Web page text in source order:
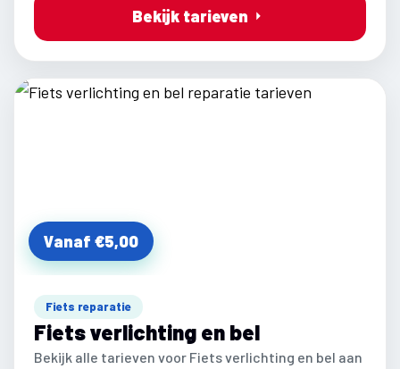
Bekijk tarieven
Vanaf €5,00
Fiets reparatie
Fiets verlichting en bel
Bekijk alle tarieven voor Fiets verlichting en bel aan